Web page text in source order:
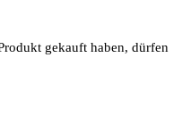
gekauft haben, dürfen